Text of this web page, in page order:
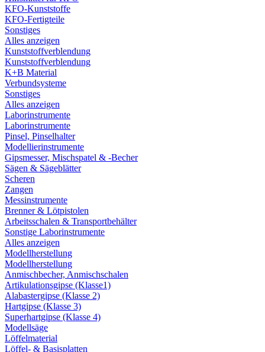
KFO-Kunststoffe
KFO-Fertigteile
Sonstiges
Alles anzeigen
Kunststoffverblendung
Kunststoffverblendung
K+B Material
Verbundsysteme
Sonstiges
Alles anzeigen
Laborinstrumente
Laborinstrumente
Pinsel, Pinselhalter
Modellierinstrumente
Gipsmesser, Mischspatel & -Becher
Sägen & Sägeblätter
Scheren
Zangen
Messinstrumente
Brenner & Lötpistolen
Arbeitsschalen & Transportbehälter
Sonstige Laborinstrumente
Alles anzeigen
Modellherstellung
Modellherstellung
Anmischbecher, Anmischschalen
Artikulationsgipse (Klasse1)
Alabastergipse (Klasse 2)
Hartgipse (Klasse 3)
Superhartgipse (Klasse 4)
Modellsäge
Löffelmaterial
Löffel- & Basisplatten